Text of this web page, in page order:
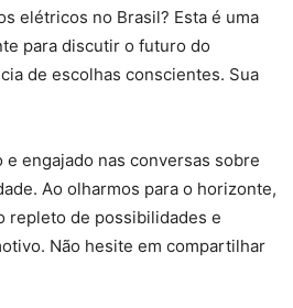
elétricos no Brasil? Esta é uma
para discutir o futuro do
de escolhas conscientes. Sua
engajado nas conversas sobre
Ao olharmos para o horizonte,
repleto de possibilidades e
Não hesite em compartilhar